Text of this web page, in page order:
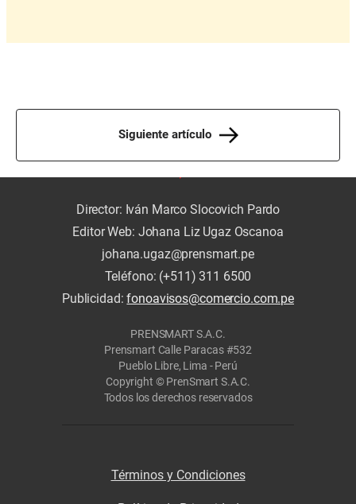
Siguiente artículo
Director: Iván Marco Slocovich Pardo
Editor Web: Johana Liz Ugaz Oscanoa
johana.ugaz@prensmart.pe
Teléfono: (+511) 311 6500
Publicidad:fonoavisos@comercio.com.pe
PRENSMART S.A.C.
Prensmart Calle Paracas #532
Pueblo Libre, Lima - Perú
Copyright © PrenSmart S.A.C.
Todos los derechos reservados
Términos y Condiciones